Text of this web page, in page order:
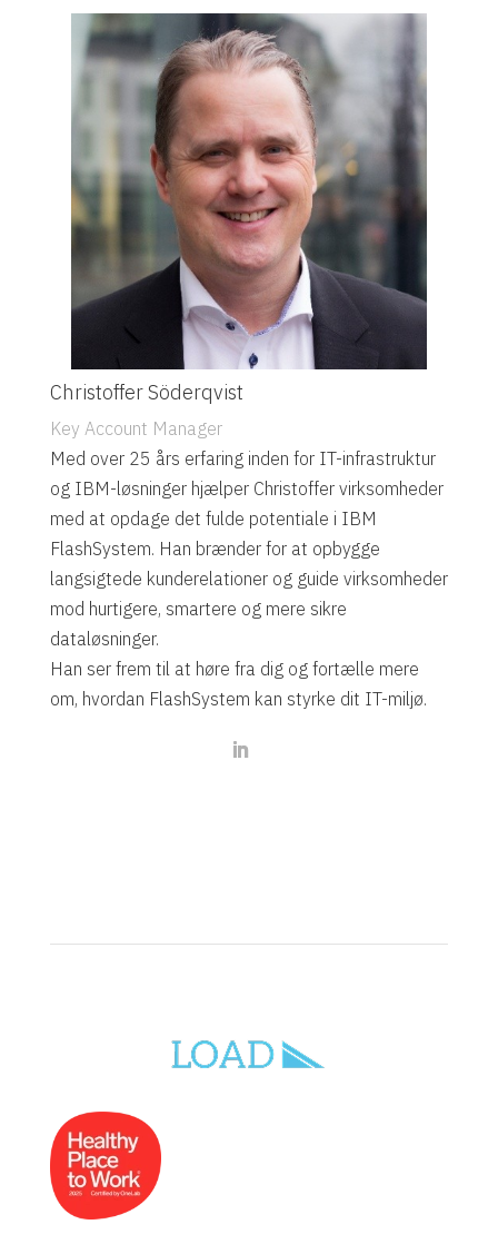
Christoffer Söderqvist
Key Account Manager
Med over 25 års erfaring inden for IT-infrastruktur
og IBM-løsninger hjælper Christoffer virksomheder
med at opdage det fulde potentiale i IBM
FlashSystem. Han brænder for at opbygge
langsigtede kunderelationer og guide virksomheder
mod hurtigere, smartere og mere sikre
dataløsninger.
Han ser frem til at høre fra dig og fortælle mere
om, hvordan FlashSystem kan styrke dit IT-miljø.